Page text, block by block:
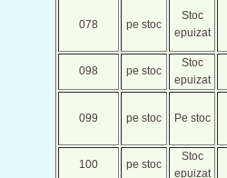
078 pe stoc
Stoc
epuizat
098 pe stoc
Stoc
epuizat
099 pe stoc Pe stoc
100 pe stoc
Stoc
epuizat